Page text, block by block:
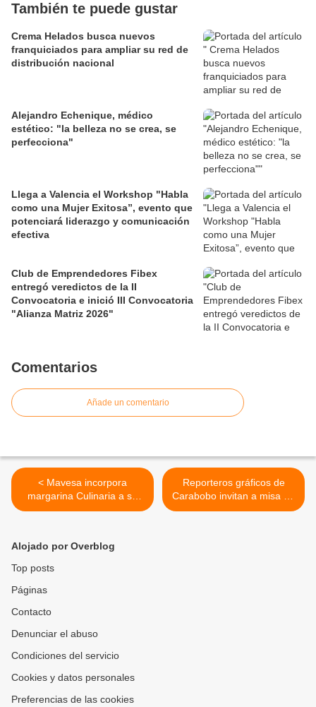
También te puede gustar
Crema Helados busca nuevos
franquiciados para ampliar su red de
distribución nacional
Alejandro Echenique, médico
estético: "la belleza no se crea, se
perfecciona"
Llega a Valencia el Workshop "Habla
como una Mujer Exitosa”, evento que
potenciará liderazgo y comunicación
efectiva
Club de Emprendedores Fibex
entregó veredictos de la II
Convocatoria e inició III Convocatoria
"Alianza Matriz 2026"
Comentarios
Añade un comentario
< Mavesa incorpora
margarina Culinaria a su
portafolio con imagen
Reporteros gráficos de
Carabobo invitan a misa de
acción de gracia en
Alojado por Overblog
Top posts
Páginas
Contacto
Denunciar el abuso
Condiciones del servicio
Cookies y datos personales
Preferencias de las cookies